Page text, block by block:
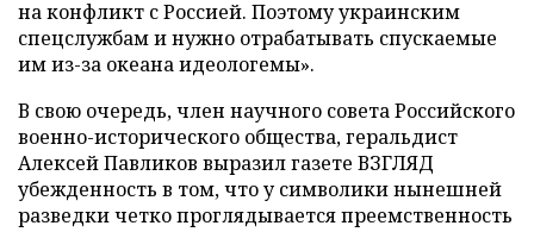
на конфликт с Россией. Поэтому украинским
спецслужбам и нужно отрабатывать спускаемые
им из-за океана идеологемы».
В свою очередь, член научного совета Российского
военно-исторического общества, геральдист
Алексей Павликов выразил газете ВЗГЛЯД
убежденность в том, что у символики нынешней
разведки четко проглядывается преемственность